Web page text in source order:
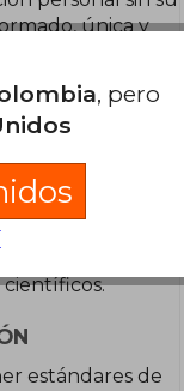
única y
o
legales o
como de
científicos.
estándares de
, pero